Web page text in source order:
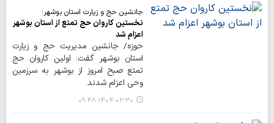
جانشین حج و زیارت استان بوشهر:
نخستین کاروان حج تمتع از استان بوشهر
اعزام شد
حوزه/ جانشین مدیریت حج و زیارت
استان بوشهر گفت: اولین کاروان حج
تمتع صبح امروز از بوشهر به سرزمین
وحی اعزام شدند.
۱۴۰۴-۰۲-۳۰ ۰۹:۴۸